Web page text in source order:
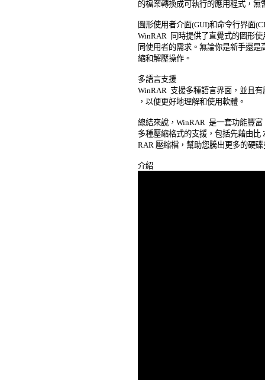
的檔案轉換成可執行的應用程式，
圖形使用者介面(GUI)和命令行界面
WinRAR  同時提供了直覺式的圖形
同使用者的需求。無論你是新手還
縮和解壓操作。
多語言支援
WinRAR  支援多種語言界面，並且
，以便更好地理解和使用軟體。
總結來說，WinRAR  是一套功能豐
多種壓縮格式的支援，包括先藉由比
RAR 壓縮檔，幫助您騰出更多的硬